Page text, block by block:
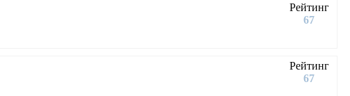
Рейтинг
67
Рейтинг
67